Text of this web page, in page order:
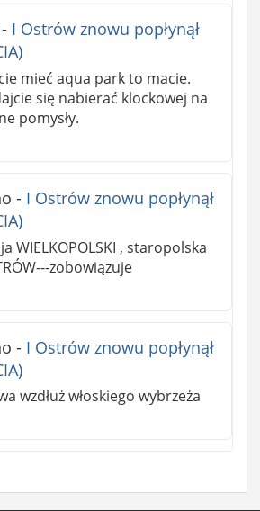
- I Ostrów znowu popłynął
mieć aqua park to macie.
się nabierać klockowej na
pomysły.
- I Ostrów znowu popłynął
WIELKOPOLSKI , staropolska
zobowiązuje
- I Ostrów znowu popłynął
wzdłuż włoskiego wybrzeża